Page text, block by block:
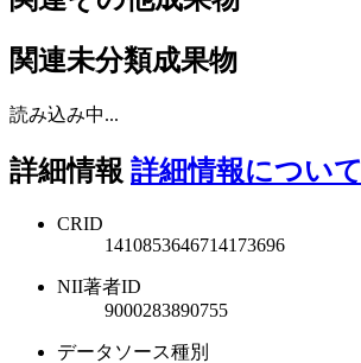
関連未分類成果物
読み込み中...
詳細情報 詳細情報について
CRID
1410853646714173696
NII著者ID
9000283890755
データソース種別